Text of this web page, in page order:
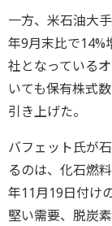
一方、米石油大
年9月末比で14%
社となっている
いても保有株式
引き上げた。
バフェット氏が
るのは、化石燃
年11月19日付け
堅い需要、脱炭